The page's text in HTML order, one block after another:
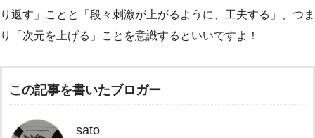
り返す」ことと「段々刺激が上がるように、工夫する」、つま
り「次元を上げる」ことを意識するといいですよ！
この記事を書いたブロガー
sato